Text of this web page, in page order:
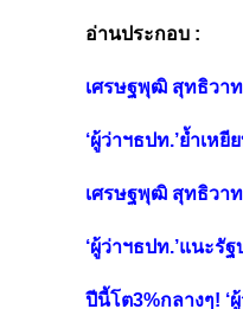
อ่านประกอบ :
เศรษฐพุฒิ สุทธิวาท
‘ผู้ว่าฯธปท.’ย้ำเหยี
เศรษฐพุฒิ สุทธิวา
‘ผู้ว่าฯธปท.’แนะรั
ปีนี้โต3%กลางๆ! ‘